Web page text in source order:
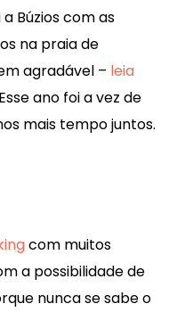
Búzios com as
na praia de
agradável – leia
Esse ano foi a vez de
mais tempo juntos.
com muitos
a possibilidade de
nunca se sabe o